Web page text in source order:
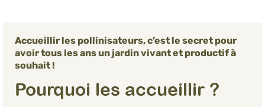
Accueillir les pollinisateurs, c’est le secret pour
avoir tous les ans un jardin vivant et productif à
souhait !
Pourquoi les accueillir ?